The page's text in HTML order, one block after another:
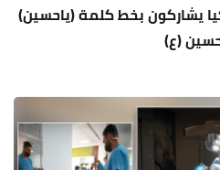
يشاركون بخط كلمة (ياحسين)
(ع)